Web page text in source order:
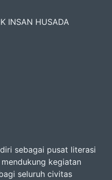
INSAN HUSADA
sebagai pusat literasi
kegiatan
seluruh civitas